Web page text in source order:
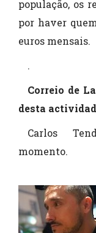
população, os
por haver
euros mensais.
.
Correio de
desta
Carlos
momento.